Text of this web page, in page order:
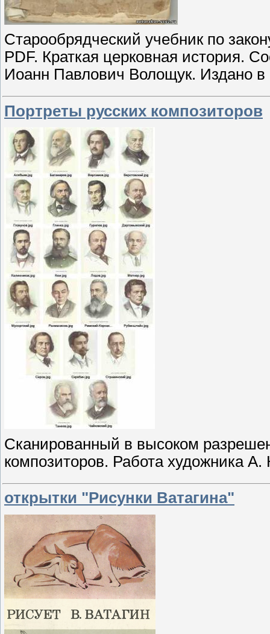
Старообрядческий учебник по
PDF. Краткая церковная история.
Иоанн Павлович Волощук. Издано в
Портреты русских композиторов
Сканированный в высоком
композиторов. Работа художника А.
открытки "Рисунки Ватагина"